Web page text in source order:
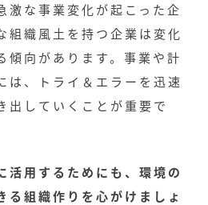
激な事業変化が起こった企
組織風土を持つ企業は変化
傾向があります。事業や計
は、トライ＆エラーを迅速
出していくことが重要で
活用するためにも、環境の
る組織作りを心がけましょ